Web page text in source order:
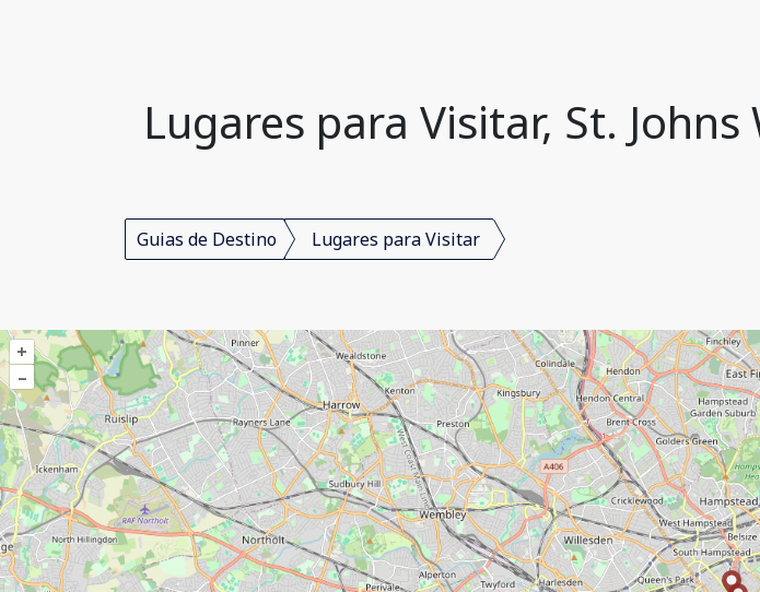
Lugares para Visitar, St.
Guias de Destino Lugares para Visitar
+
–